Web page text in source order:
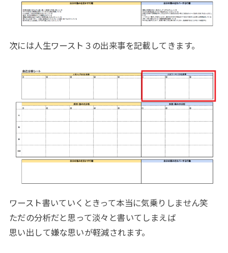
次には人生ワースト３の出来事を記載してきます。
ワースト書いていくときって本当に気乗りしません笑
ただの分析だと思って淡々と書いてしまえば
思い出して嫌な思いが軽減されます。